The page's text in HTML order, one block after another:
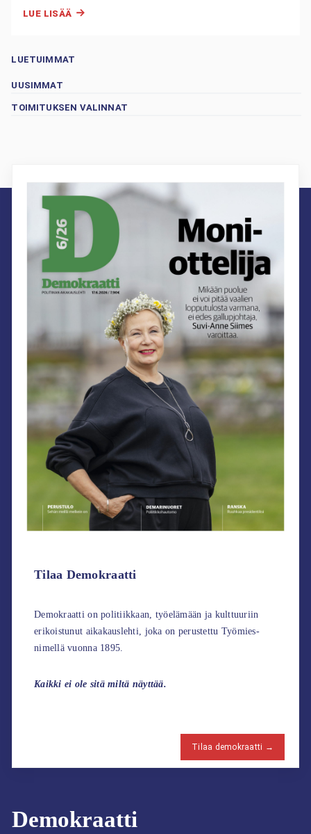
LUE LISÄÄ
LUETUIMMAT
UUSIMMAT
TOIMITUKSEN VALINNAT
Demokraatti
Tilaa Demokraatti
Demokraatti on politiikkaan, työelämään ja kulttuuriin
erikoistunut aikakauslehti, joka on perustettu Työmies-
nimellä vuonna 1895.
Kaikki ei ole sitä miltä näyttää.
Tilaa demokraatti →